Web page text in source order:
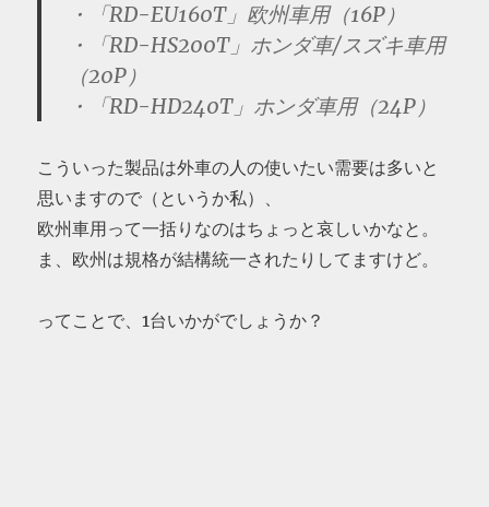
・「RD-EU160T」欧州車用（16P）
・「RD-HS200T」ホンダ車/スズキ車用
（20P）
・「RD-HD240T」ホンダ車用（24P）
こういった製品は外車の人の使いたい需要は多いと
思いますので（というか私）、
欧州車用って一括りなのはちょっと哀しいかなと。
ま、欧州は規格が結構統一されたりしてますけど。
ってことで、1台いかがでしょうか？